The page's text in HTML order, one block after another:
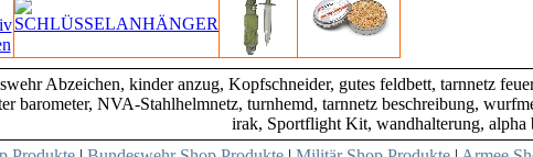
Abzeichen, kinder anzug, Kopfschneider, gutes feldbett, tarnnetz
barometer, NVA-Stahlhelmnetz, turnhemd, tarnnetz beschreibung,
irak, Sportflight Kit, wandhalterung, alpha